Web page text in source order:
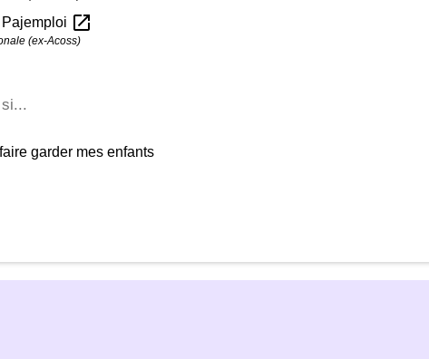
open_in_new
(ex-Acoss)
garder mes enfants